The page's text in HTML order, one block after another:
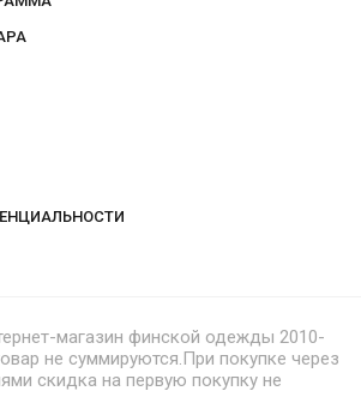
магазин финской одежды 2010-
не суммируются.При покупке через
скидка на первую покупку не